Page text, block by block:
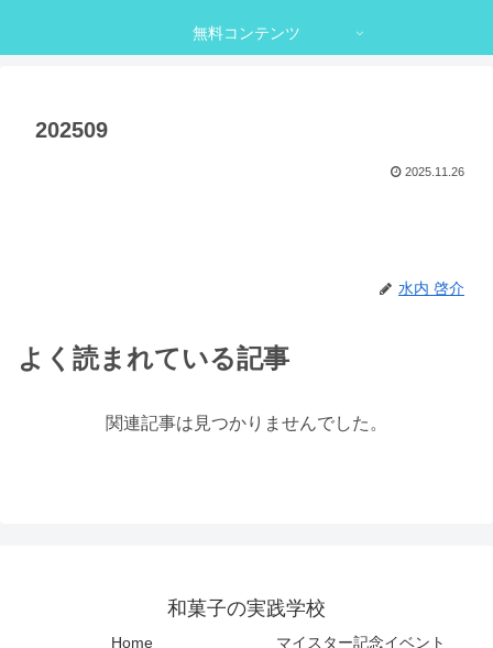
無料コンテンツ
202509
2025.11.26
水内 啓介
よく読まれている記事
関連記事は見つかりませんでした。
和菓子の実践学校
Home マイスター記念イベント